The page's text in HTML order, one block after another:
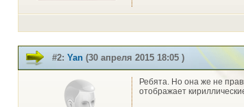
#2: Yan (30 апреля 2015 18:05 )
Ребята. Но она же не
отображает